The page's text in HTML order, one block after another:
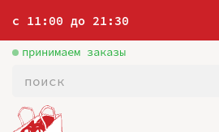
с 11:00 до 21:30
принимаем заказы